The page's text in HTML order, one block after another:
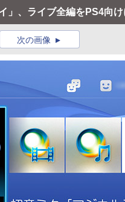
」、ライブ全編をPS4向
次の画像